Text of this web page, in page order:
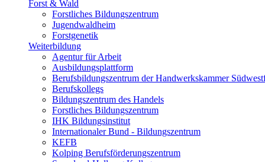
Forst & Wald
Forstliches Bildungszentrum
Jugendwaldheim
Forstgenetik
Weiterbildung
Agentur für Arbeit
Ausbildungsplattform
Berufsbildungszentrum der Handwerkskammer
Berufskollegs
Bildungszentrum des Handels
Forstliches Bildungszentrum
IHK Bildungsinstitut
Internationaler Bund - Bildungszentrum
KEFB
Kolping Berufsförderungszentrum